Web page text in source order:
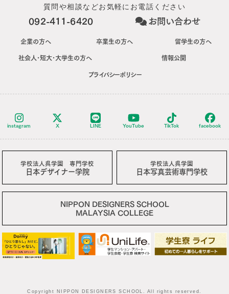
質問や相談などお気軽にお電話ください
092-411-6420 お問い合わせ
企業の方へ 卒業生の方へ 留学生の方へ
社会人･短大･大学生の方へ 情報公開
プライバシーポリシー
instagram X LINE YouTube TikTok facebook
学校法人呉学園 専門学校
日本デザイナー学院
学校法人呉学園
日本写真芸術専門学校
NIPPON DESIGNERS SCHOOL
MALAYSIA COLLEGE
Copyright NIPPON DESIGNERS SCHOOL. All rights reserved.